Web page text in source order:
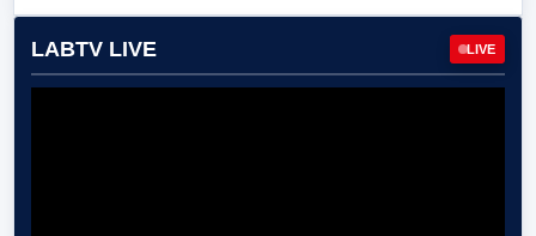
LABTV LIVE LIVE